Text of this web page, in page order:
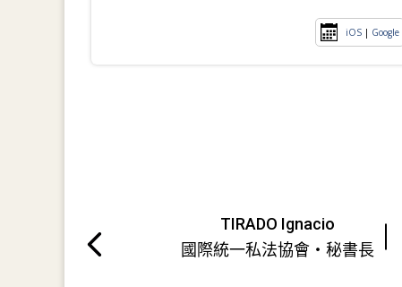
iOS | Google
TIRADO Ignacio
國際統一私法協會・秘書長